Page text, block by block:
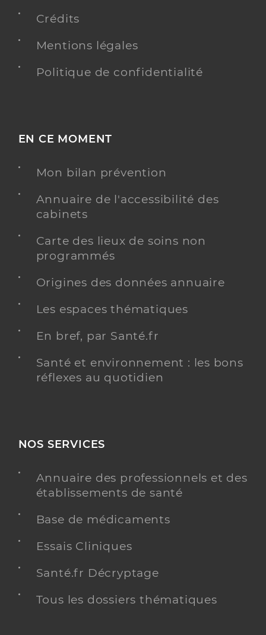
Crédits
Mentions légales
Politique de confidentialité
EN CE MOMENT
Mon bilan prévention
Annuaire de l'accessibilité des
cabinets
Carte des lieux de soins non
programmés
Origines des données annuaire
Les espaces thématiques
En bref, par Santé.fr
Santé et environnement : les bons
réflexes au quotidien
NOS SERVICES
Annuaire des professionnels et des
établissements de santé
Base de médicaments
Essais Cliniques
Santé.fr Décryptage
Tous les dossiers thématiques